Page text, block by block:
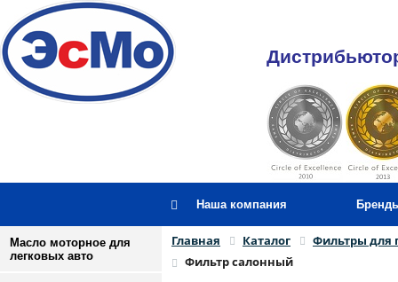
Наша компания
Масло моторное для
легковых авто
Главная Каталог
Фильтры для
Фильтр салонный